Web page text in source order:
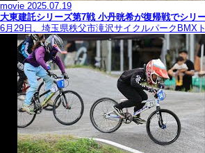
movie 2025.07.19
大東建託シリーズ第7戦 ⼩丹晄希が復帰戦でシリ
6月29日、埼玉県秩父市滝沢サイクルパークBMX